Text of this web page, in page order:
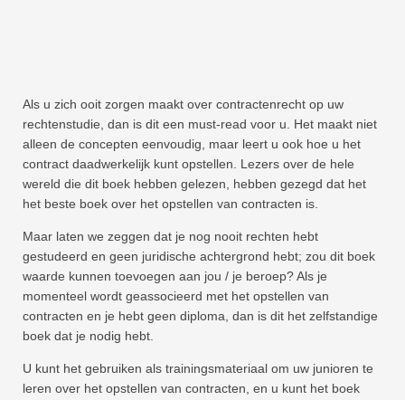
Als u zich ooit zorgen maakt over contractenrecht op uw
rechtenstudie, dan is dit een must-read voor u. Het maakt niet
alleen de concepten eenvoudig, maar leert u ook hoe u het
contract daadwerkelijk kunt opstellen. Lezers over de hele
wereld die dit boek hebben gelezen, hebben gezegd dat het
het beste boek over het opstellen van contracten is.
Maar laten we zeggen dat je nog nooit rechten hebt
gestudeerd en geen juridische achtergrond hebt; zou dit boek
waarde kunnen toevoegen aan jou / je beroep? Als je
momenteel wordt geassocieerd met het opstellen van
contracten en je hebt geen diploma, dan is dit het zelfstandige
boek dat je nodig hebt.
U kunt het gebruiken als trainingsmateriaal om uw junioren te
leren over het opstellen van contracten, en u kunt het boek